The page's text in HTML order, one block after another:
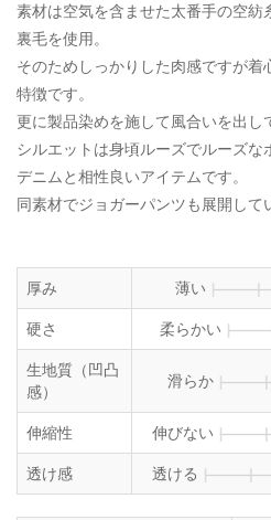
素材は空気を含ませた太番手の空紡
裏毛を使用。
そのためしっかりした肉感ですが
特徴です。
更に製品染めを施して風合いを出し
シルエットは身頃ルーズでルーズな
デニムと相性良いアイテムです。
同素材でジョガーパンツも展開して
厚み 薄い
硬さ 柔らかい
生地質（凹凸
感）
滑らか
伸縮性 伸びない
透け感 透ける